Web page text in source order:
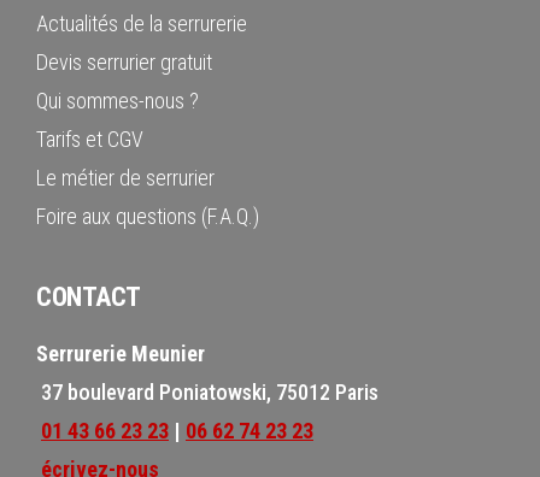
Actualités de la serrurerie
Devis serrurier gratuit
Qui sommes-nous ?
Tarifs et CGV
Le métier de serrurier
Foire aux questions (F.A.Q.)
CONTACT
Serrurerie Meunier
37 boulevard Poniatowski, 75012 Paris
01 43 66 23 23 | 06 62 74 23 23
écrivez-nous